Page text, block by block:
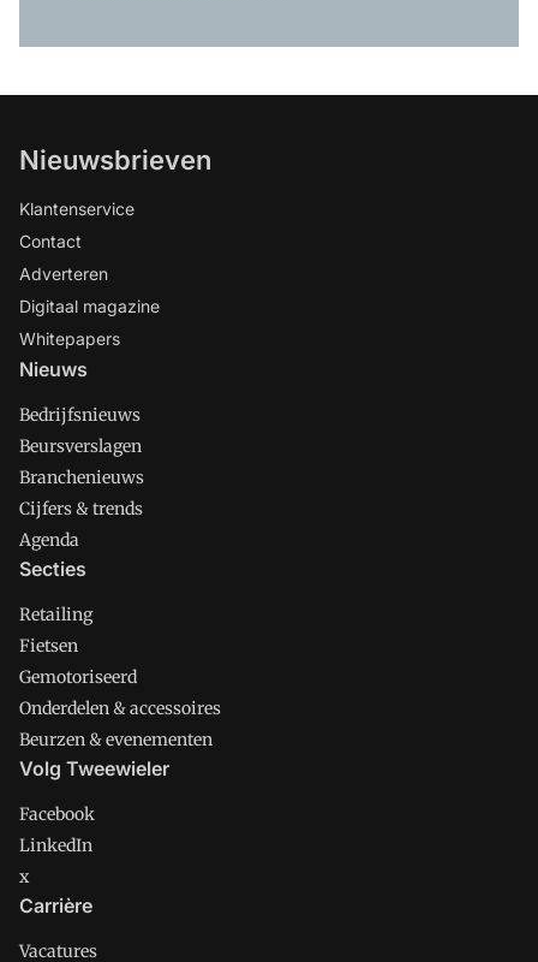
Nieuwsbrieven
Klantenservice
Contact
Adverteren
Digitaal magazine
Whitepapers
Nieuws
Bedrijfsnieuws
Beursverslagen
Branchenieuws
Cijfers & trends
Agenda
Secties
Retailing
Fietsen
Gemotoriseerd
Onderdelen & accessoires
Beurzen & evenementen
Volg Tweewieler
Facebook
LinkedIn
x
Carrière
Vacatures